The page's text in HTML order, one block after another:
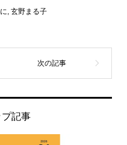
玄野まる子
プ記事